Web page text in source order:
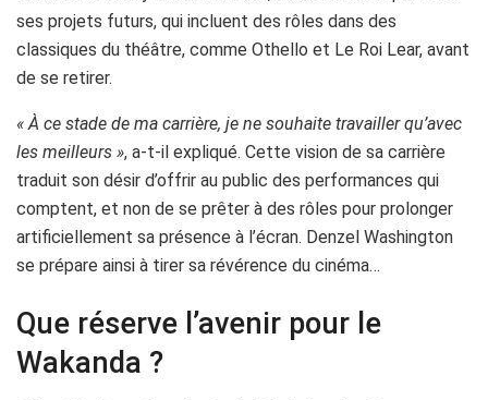
ses projets futurs, qui incluent des rôles dans des
classiques du théâtre, comme Othello et Le Roi Lear, avant
de se retirer.
« À ce stade de ma carrière, je ne souhaite travailler qu’avec
les meilleurs », a-t-il expliqué. Cette vision de sa carrière
traduit son désir d’offrir au public des performances qui
comptent, et non de se prêter à des rôles pour prolonger
artificiellement sa présence à l’écran. Denzel Washington
se prépare ainsi à tirer sa révérence du cinéma…
Que réserve l’avenir pour le
Wakanda ?